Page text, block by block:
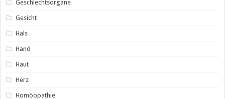
Geschlechtsorgane
Gesicht
Hals
Hand
Haut
Herz
Homöopathie